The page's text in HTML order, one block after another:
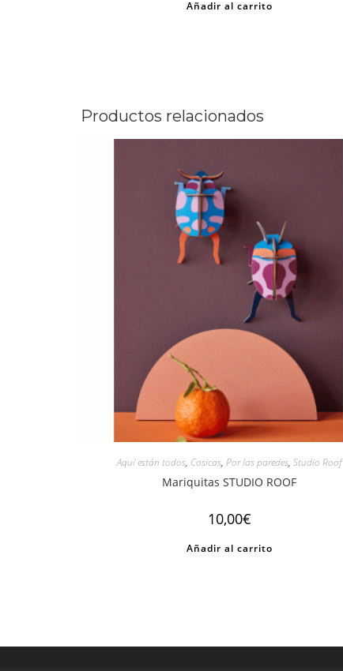
Añadir al carrito
Productos relacionados
Aquí están todos, Cosicas,Por las paredes,Studio Roof
Mariquitas STUDIO ROOF
10,00€
Añadir al carrito